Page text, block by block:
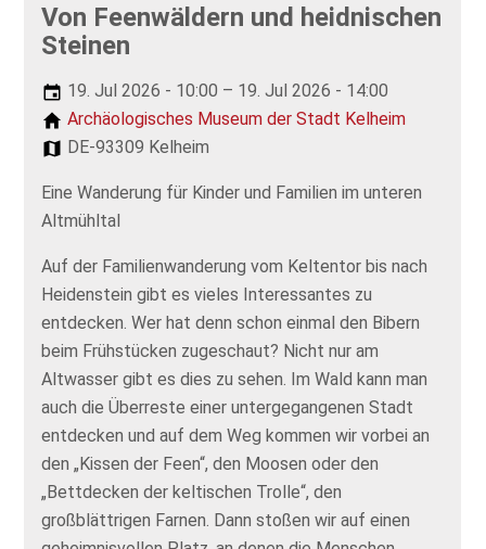
Von Feenwäldern und heidnischen
Steinen
19. Jul 2026 - 10:00 – 19. Jul 2026 - 14:00
Archäologisches Museum der Stadt Kelheim
DE-93309 Kelheim
Eine Wanderung für Kinder und Familien im unteren
Altmühltal
Auf der Familienwanderung vom Keltentor bis nach
Heidenstein gibt es vieles Interessantes zu
entdecken. Wer hat denn schon einmal den Bibern
beim Frühstücken zugeschaut? Nicht nur am
Altwasser gibt es dies zu sehen. Im Wald kann man
auch die Überreste einer untergegangenen Stadt
entdecken und auf dem Weg kommen wir vorbei an
den „Kissen der Feen“, den Moosen oder den
„Bettdecken der keltischen Trolle“, den
großblättrigen Farnen. Dann stoßen wir auf einen